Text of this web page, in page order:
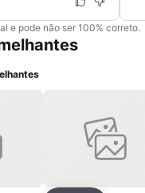
e pode não ser 100% correto.